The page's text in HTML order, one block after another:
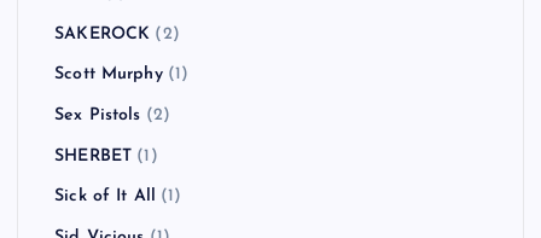
SAKEROCK (2)
Scott Murphy(1)
Sex Pistols (2)
SHERBET (1)
Sick of It All (1)